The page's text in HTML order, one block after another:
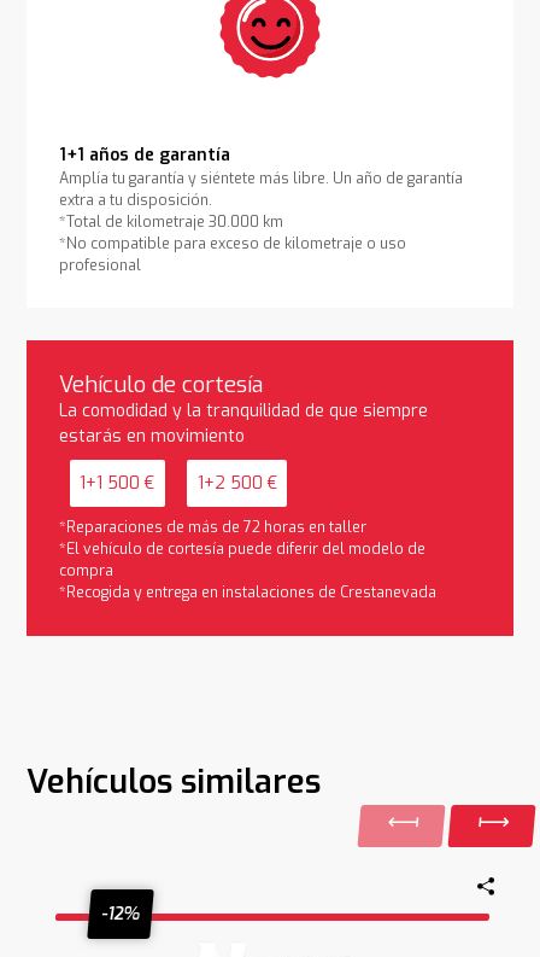
1+1 años de garantía
Amplía tu garantía y siéntete más libre. Un año de garantía
extra a tu disposición.
*Total de kilometraje 30.000 km
*No compatible para exceso de kilometraje o uso
profesional
Vehículo de cortesía
La comodidad y la tranquilidad de que siempre
estarás en movimiento
1+1 500 € 1+2 500 €
*Reparaciones de más de 72 horas en taller
*El vehículo de cortesía puede diferir del modelo de
compra
*Recogida y entrega en instalaciones de Crestanevada
Vehículos similares
-12%